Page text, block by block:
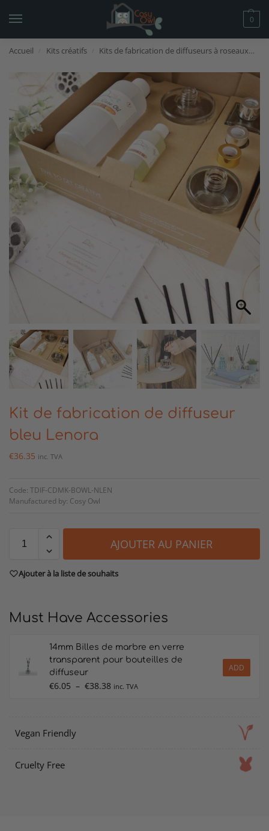
0
Accueil Kits créatifs Kits de fabrication de diffuseurs à roseaux
Kit de fabrication de diffuseur
bleu Lenora
€36.35 inc. TVA
Code: TDIF-CDMK-BOWL-NLEN
Manufactured by: Cosy Owl
AJOUTER AU PANIER
Ajouter à la liste de souhaits
Must Have Accessories
14mm Billes de marbre en verre
transparent pour bouteilles de
diffuseur
€6.05 – €38.38 inc. TVA
ADD
Vegan Friendly
Cruelty Free